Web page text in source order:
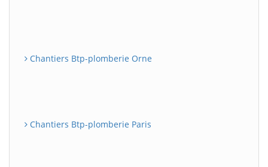
Chantiers Btp-plomberie Orne
Chantiers Btp-plomberie Paris